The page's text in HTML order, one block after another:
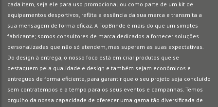
cada item, seja ele para uso promocional ou como parte de um kit de
equipamentos desportivos, reflita a essência da sua marca e transmita a
sua mensagem de forma eficaz. A TopBrinde é mais do que um simples
fabricante; somos consultores de marca dedicados a fornecer soluções
personalizadas que não só atendem, mas superam as suas expectativas.
Do design à entrega, o nosso foco está em criar produtos que se
destaquem pela qualidade e design e também sejam econômicos e
entregues de forma eficiente, para garantir que o seu projeto seja concluído
sem contratempos e a tempo para os seus eventos e campanhas. Temos
orgulho da nossa capacidade de oferecer uma gama tão diversificada de